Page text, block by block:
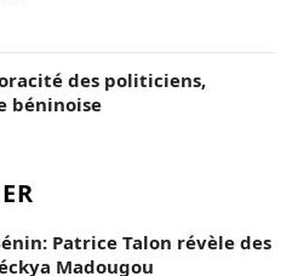
des politiciens,
béninoise
Patrice Talon révèle des
Madougou